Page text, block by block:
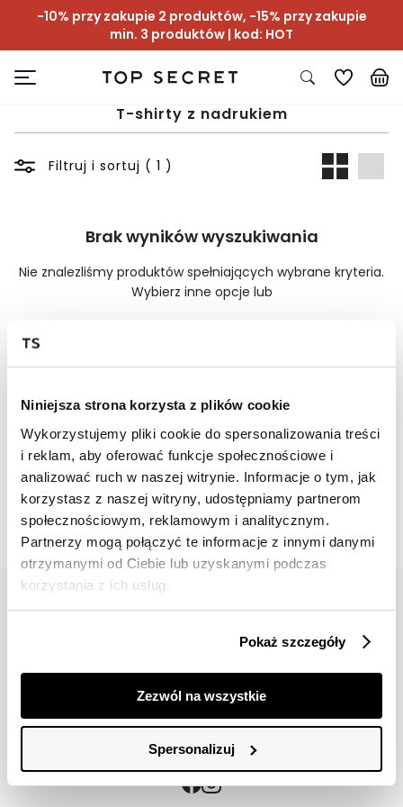
Niniejsza strona korzysta z plików cookie
Wykorzystujemy pliki cookie do spersonalizowania treści
i reklam, aby oferować funkcje społecznościowe i
analizować ruch w naszej witrynie. Informacje o tym, jak
korzystasz z naszej witryny, udostępniamy partnerom
społecznościowym, reklamowym i analitycznym.
Partnerzy mogą połączyć te informacje z innymi danymi
otrzymanymi od Ciebie lub uzyskanymi podczas
korzystania z ich usług.
Pokaż szczegóły
Zezwól na wszystkie
Spersonalizuj
-10% przy zakupie 2 produktów, -15% przy zakupie
min. 3 produktów | kod: HOT
T-shirty z nadrukiem
Filtruj i sortuj ( 1 )
Brak wyników wyszukiwania
Nie znalezliśmy produktów spełniających wybrane kryteria.
Wybierz inne opcje lub
📸 OZNACZAJ NAS NA ZDJĘCIACH
#topsecretfashion
Znajdź nas